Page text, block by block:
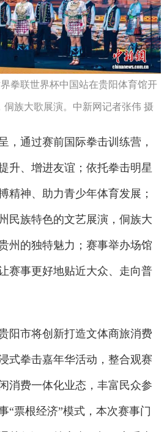
拳联世界杯中国站在贵阳体育馆开
侗族大歌展演。中新网记者张伟 摄
通过赛前国际拳击训练营，
升、增进友谊；依托拳击明星
精神、助力青少年体育发展；
民族特色的文艺展演，侗族大
州的独特魅力；赛事举办场馆
赛事更好地贴近大众、走向普
市将创新打造文体商旅消费
式拳击嘉年华活动，整合观赛
消费一体化业态，丰富民众参
“票根经济”模式，本次赛事门